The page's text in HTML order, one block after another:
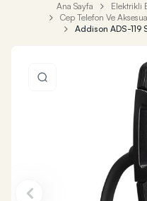
Ana Sayfa
Elektrikli
Cep Telefon Ve
Addison ADS-119